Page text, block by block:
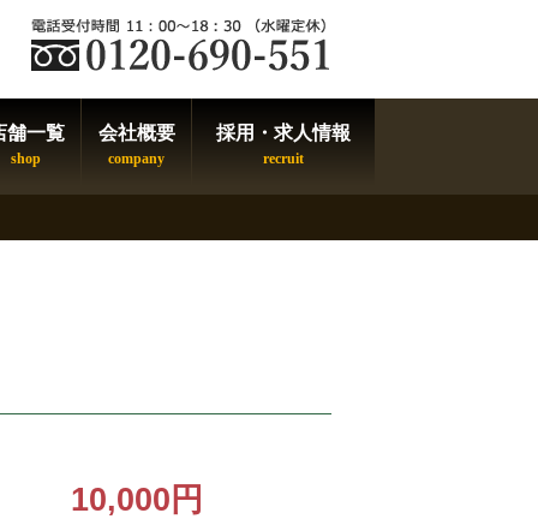
舗一覧 会社概要 採用・求人情報
10,000円